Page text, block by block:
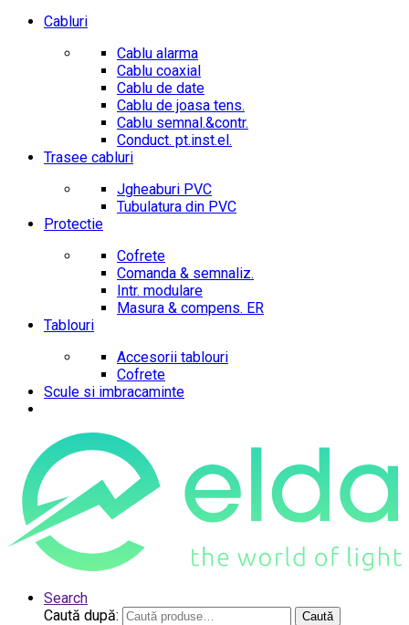
Cabluri
Cablu alarma
Cablu coaxial
Cablu de date
Cablu de joasa tens.
Cablu semnal.&contr.
Conduct. pt.inst.el.
Trasee cabluri
Jgheaburi PVC
Tubulatura din PVC
Protectie
Cofrete
Comanda & semnaliz.
Intr. modulare
Masura & compens. ER
Tablouri
Accesorii tablouri
Cofrete
Scule si imbracaminte
Search
Caută după:
Caută